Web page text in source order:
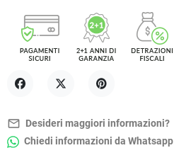
mail_outline Desideri maggiori informazioni?
Chiedi informazioni da Whatsapp